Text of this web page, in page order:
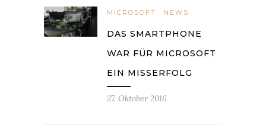
MICROSOFT NEWS
DAS SMARTPHONE
WAR FÜR MICROSOFT
EIN MISSERFOLG
27. Oktober 2016